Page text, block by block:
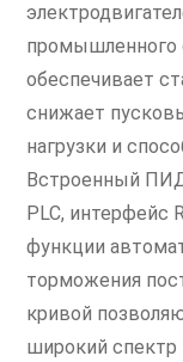
промышленного
обеспечивает
снижает
нагрузки и
Встроенный
PLC, интерфейс
функции
торможения
кривой
широкий спектр